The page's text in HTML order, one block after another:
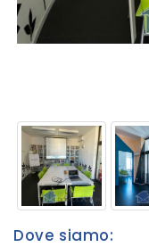
Dove siamo: